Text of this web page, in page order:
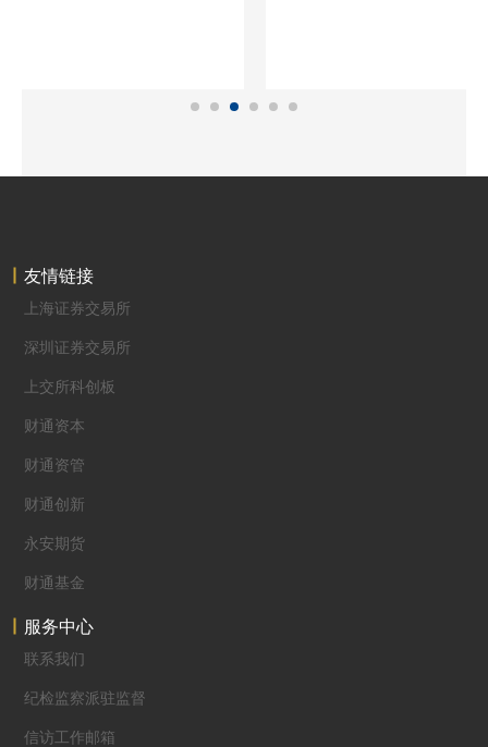
友情链接
上海证券交易所
深圳证券交易所
上交所科创板
财通资本
财通资管
财通创新
永安期货
财通基金
服务中心
联系我们
纪检监察派驻监督
信访工作邮箱